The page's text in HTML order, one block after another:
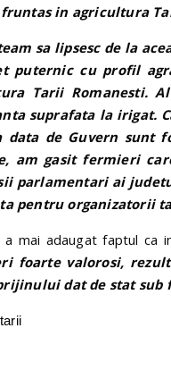
in agricultura
sa lipsesc de la
puternic cu profil
Tarii Romanesti.
suprafata la irigat.
data de Guvern sunt
am gasit fermieri
parlamentari ai
pentru organizatorii
a mai adaugat faptul ca
foarte valorosi,
dat de stat sub